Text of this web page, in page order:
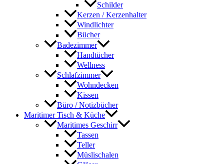
Schilder
Kerzen / Kerzenhalter
Windlichter
Bücher
Badezimmer
Handtücher
Wellness
Schlafzimmer
Wohndecken
Kissen
Büro / Notizbücher
Maritimer Tisch & Küche
Maritimes Geschirr
Tassen
Teller
Müslischalen